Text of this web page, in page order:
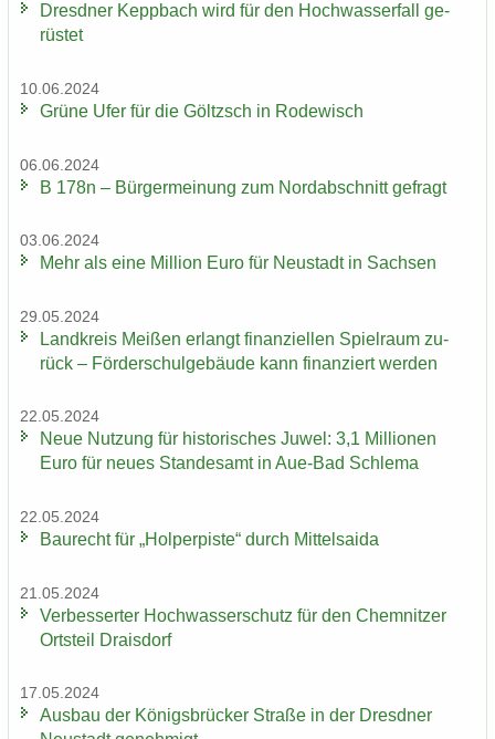
Dresd­ner Kepp­bach wird für den Hoch­was­ser­fall ge­
rüs­tet
10.06.2024
Grüne Ufer für die Göltzsch in Ro­de­wisch
06.06.2024
B 178n – Bür­ger­mei­nung zum Nord­ab­schnitt ge­fragt
03.06.2024
Mehr als eine Mil­li­on Euro für Neu­stadt in Sach­sen
29.05.2024
Land­kreis Mei­ßen er­langt fi­nan­zi­el­len Spiel­raum zu­
rück – För­der­schul­ge­bäu­de kann fi­nan­ziert wer­den
22.05.2024
Neue Nut­zung für his­to­ri­sches Juwel: 3,1 Mil­lio­nen
Euro für neues Stan­des­amt in Aue-​Bad Schle­ma
22.05.2024
Bau­recht für „Hol­per­pis­te“ durch Mit­tel­sai­da
21.05.2024
Ver­bes­ser­ter Hoch­was­ser­schutz für den Chem­nit­zer
Orts­teil Drai­s­dorf
17.05.2024
Aus­bau der Kö­nigs­brü­cker Stra­ße in der Dresd­ner